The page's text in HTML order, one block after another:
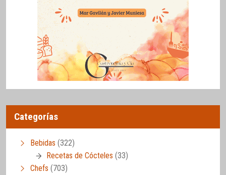
Categorías
Bebidas (322)
Recetas de Cócteles (33)
Chefs (703)